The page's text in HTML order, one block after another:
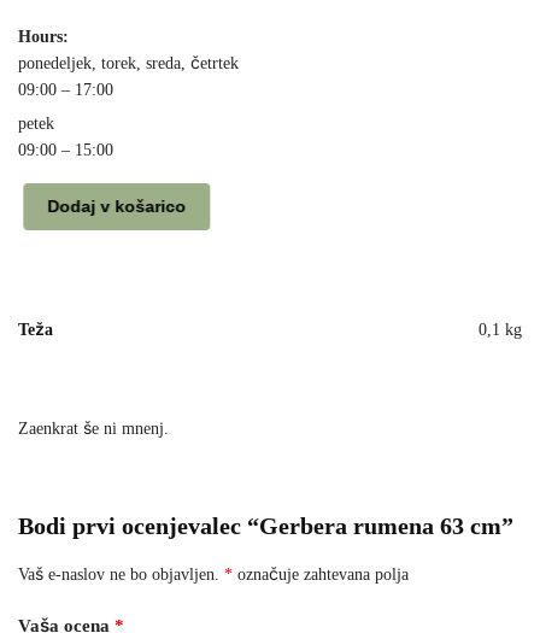
Hours:
ponedeljek, torek, sreda, četrtek
09:00 – 17:00
petek
09:00 – 15:00
Dodaj v košarico
Teža 0,1 kg
Zaenkrat še ni mnenj.
Bodi prvi ocenjevalec “Gerbera rumena 63 cm”
Vaš e-naslov ne bo objavljen. * označuje zahtevana polja
Vaša ocena *